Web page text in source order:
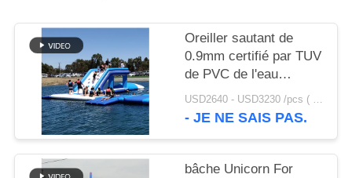
PLAN
DU
SITE
PRIVACY
POLICY
Oreiller sautant de
0.9mm certifié par TUV
de PVC de l'eau
gonflable anti- UV de
bâche à vendre
USD2640 - USD3230 /pcs ( price just for reference, detailed prices need to be confirmed） MOQ:1PC
- JE NE SAIS PAS.
bâche Unicorn For